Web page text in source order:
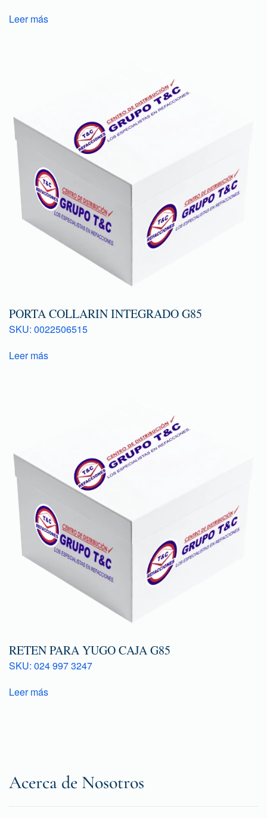
Leer más
PORTA COLLARIN INTEGRADO G85
SKU: 0022506515
Leer más
RETEN PARA YUGO CAJA G85
SKU: 024 997 3247
Leer más
Acerca de Nosotros